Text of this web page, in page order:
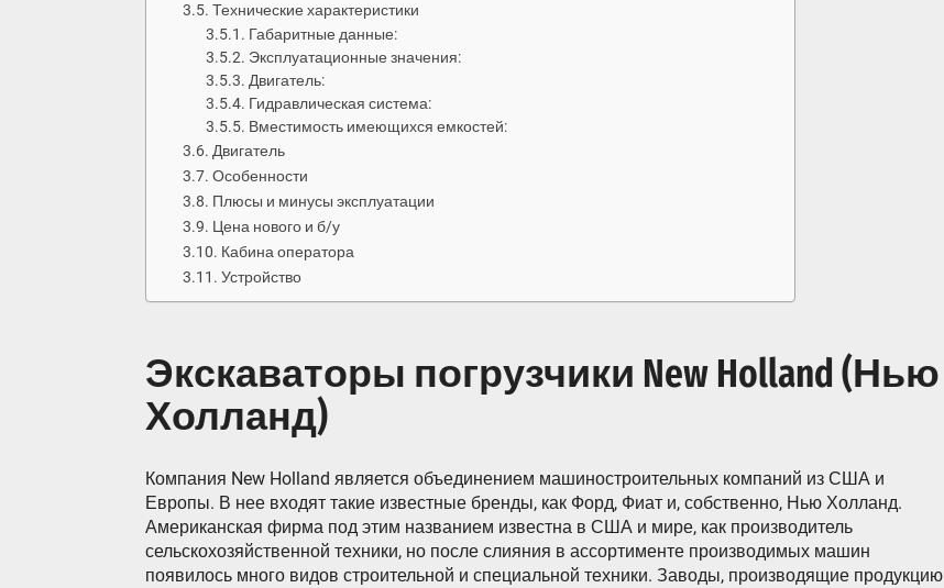
Технические характеристики
Габаритные данные:
Эксплуатационные значения:
Двигатель:
Гидравлическая система:
Вместимость имеющихся емкостей:
Двигатель
Особенности
Плюсы и минусы эксплуатации
Цена нового и б/у
Кабина оператора
Устройство
Экскаваторы погрузчики New Holland (Нью
Холланд)
Компания New Holland является объединением машиностроительных компаний из США и
Европы. В нее входят такие известные бренды, как Форд, Фиат и, собственно, Нью Холланд.
Американская фирма под этим названием известна в США и мире, как производитель
сельскохозяйственной техники, но после слияния в ассортименте производимых машин
появилось много видов строительной и специальной техники. Заводы, производящие продукцию